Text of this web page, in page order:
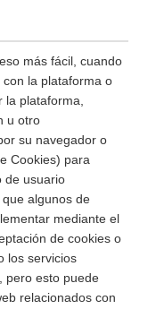
más fácil, cuando
la plataforma o
plataforma,
u otro
su navegador o
Cookies) para
de usuario
algunos de
mediante el
de cookies o
los servicios
pero esto puede
relacionados con